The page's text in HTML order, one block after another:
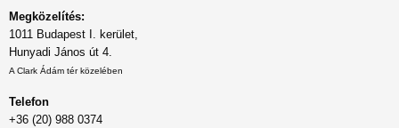
Megközelítés:
1011 Budapest I. kerület,
Hunyadi János út 4.
A Clark Ádám tér közelében
Telefon
+36 (20) 988 0374